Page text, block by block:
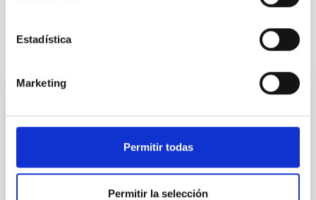
Estadística
Marketing
Permitir todas
Permitir la selección
Del Cielo a la Tesis celebra su primer
aniversario con exoplanetas habitables y
telescopios Cherenkov
El ciclo de charlas divulgativas Del Cielo a la Tesis,